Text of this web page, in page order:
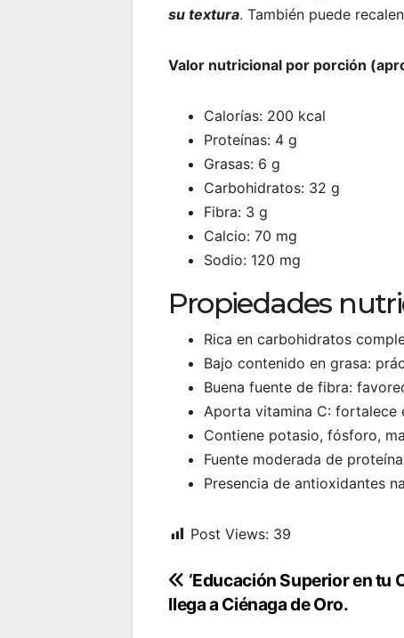
su textura. También puede
Valor nutricional por porción
Calorías: 200 kcal
Proteínas: 4 g
Grasas: 6 g
Carbohidratos: 32 g
Fibra: 3 g
Calcio: 70 mg
Sodio: 120 mg
Propiedades
Rica en carbohidratos
Bajo contenido en grasa:
Buena fuente de fibra:
Aporta vitamina C: fortalece
Contiene potasio, fósforo,
Fuente moderada de
Presencia de antioxidantes
Post Views: 39
Navegación
de
‘Educación Superior en tu
llega a Ciénaga de Oro.